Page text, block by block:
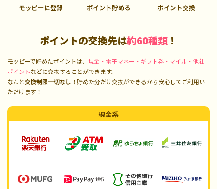
モッピーに登録 ポイント貯める ポイント交換
ポイントの交換先は約60種類 ！
モッピーで貯めたポイントは、 現金・電子マネー・ギフト券・マイル・他社
ポイントなどに交換することができます。
なんと交換制限一切なし！ 貯めた分だけ交換ができるから安心してご利用い
ただけます！
現金系